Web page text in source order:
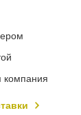
компания